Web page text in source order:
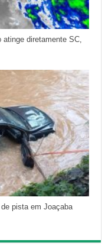
diretamente SC,
pista em Joaçaba